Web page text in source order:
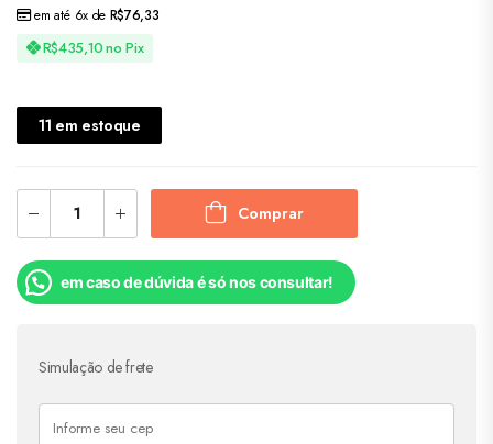
R$435,10no Pix
em até 6x de R$76,33
11 em estoque
Comprar
em caso de dúvida é só nos consultar!
Simulação de frete